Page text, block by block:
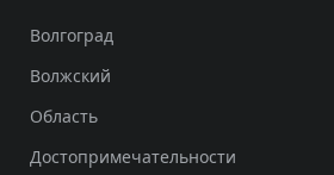
Волгоград
Волжский
Область
Достопримечательности